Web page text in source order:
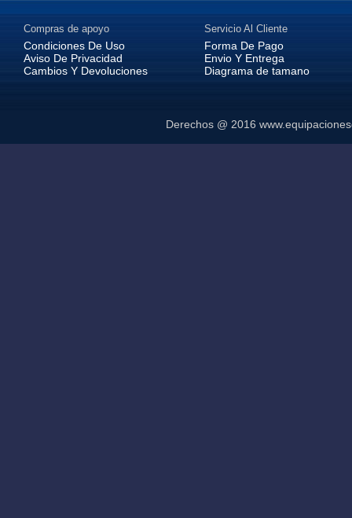
Compras de apoyo
Condiciones De Uso
Aviso De Privacidad
Cambios Y Devoluciones
Servicio Al Cliente
Forma De Pago
Envio Y Entrega
Diagrama de tamano
Derechos @ 2016